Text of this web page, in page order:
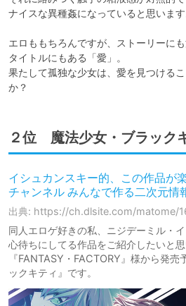
ナイスな異種姦になっていると思います
エロももちろんですが、ストーリーにも
タイトルにもある「愛」。
果たして孤独な少女は、愛を見つける
か？
２位 魔法少女・ブラック
イシュカンスキー的、この作品
チャンネル みんなで作る二次元情
出典: https://ch.dlsite.com/matome/
同人エロゲ好きの私、ニジデーミル・
心待ちにしてる作品をご紹介したいと
『FANTASY・FACTORY』様から発売
ックキティ』です。